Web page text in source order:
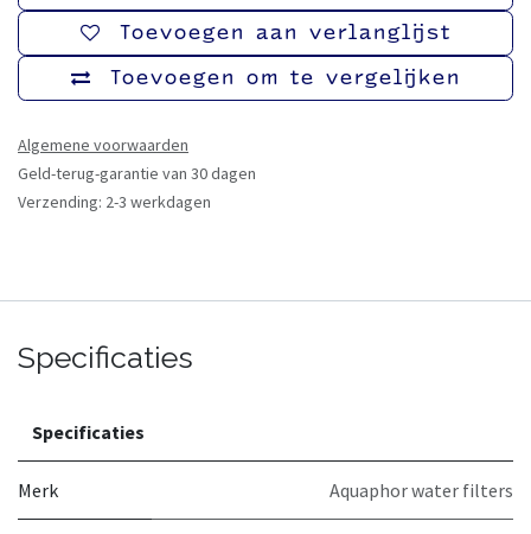
Toevoegen om te vergelijken
Toevoegen aan verlanglijst
Algemene voorwaarden
Geld-terug-garantie van 30 dagen
Verzending: 2-3 werkdagen
Specificaties
Specificaties
Merk Aquaphor water filters